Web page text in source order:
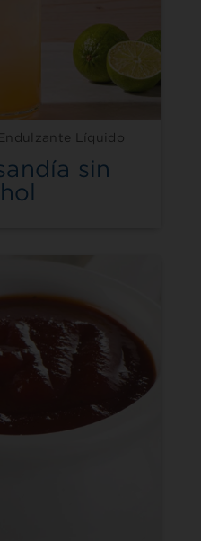
Líquido
sin